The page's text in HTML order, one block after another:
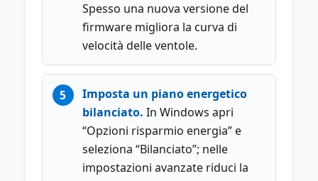
Spesso una nuova versione del
firmware migliora la curva di
velocità delle ventole.
Imposta un piano energetico
bilanciato. In Windows apri
“Opzioni risparmio energia” e
seleziona “Bilanciato”; nelle
impostazioni avanzate riduci la